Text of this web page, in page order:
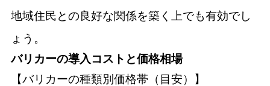
地域住民との良好な関係を築く上でも有効でし
ょう。
バリカーの導入コストと価格相場
【バリカーの種類別価格帯（目安）】